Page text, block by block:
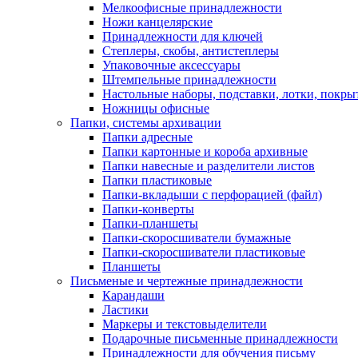
Мелкоофисные принадлежности
Ножи канцелярские
Принадлежности для ключей
Степлеры, скобы, антистеплеры
Упаковочные аксессуары
Штемпельные принадлежности
Настольные наборы, подставки, лотки,
Ножницы офисные
Папки, системы архивации
Папки адресные
Папки картонные и короба архивные
Папки навесные и разделители листов
Папки пластиковые
Папки-вкладыши с перфорацией (файл)
Папки-конверты
Папки-планшеты
Папки-скоросшиватели бумажные
Папки-скоросшиватели пластиковые
Планшеты
Письменые и чертежные принадлежности
Карандаши
Ластики
Маркеры и текстовыделители
Подарочные письменные принадлежности
Принадлежности для обучения письму